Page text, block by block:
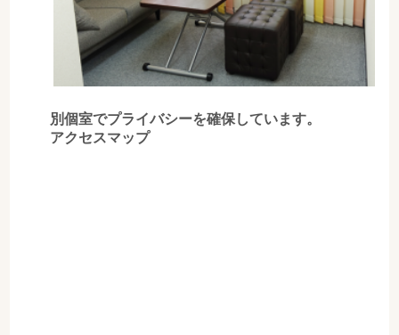
別個室でプライバシーを確保しています。
アクセスマップ